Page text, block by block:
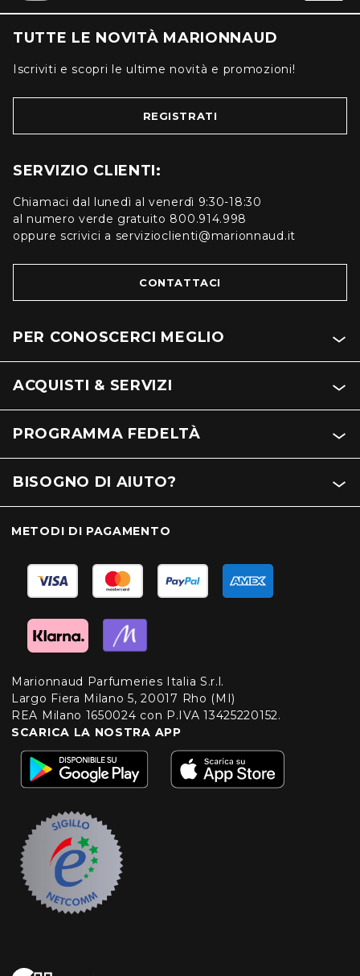
TUTTE LE NOVITÀ MARIONNAUD
Iscriviti e scopri le ultime novità e promozioni!
REGISTRATI
SERVIZIO CLIENTI:
Chiamaci dal lunedì al venerdì 9:30-18:30
al numero verde gratuito 800.914.998
oppure scrivici a servizioclienti@marionnaud.it
CONTATTACI
PER CONOSCERCI MEGLIO
ACQUISTI & SERVIZI
PROGRAMMA FEDELTÀ
BISOGNO DI AIUTO?
METODI DI PAGAMENTO
Marionnaud Parfumeries Italia S.r.l.
Largo Fiera Milano 5, 20017 Rho (MI)
REA Milano 1650024 con P.IVA 13425220152.
SCARICA LA NOSTRA APP